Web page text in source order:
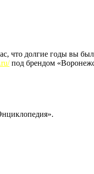
что долгие годы вы
под брендом